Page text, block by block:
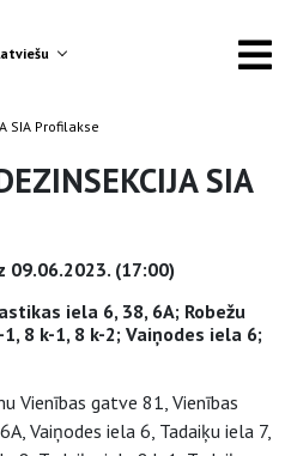
SIA Profilakse
SIA
09.06.2023. (17:00)
iela 6, 38, 6A; Robežu
8 k-1, 8 k-2; Vaiņodes iela 6;
Vienības gatve 81, Vienības
Vaiņodes iela 6, Tadaiķu iela 7,